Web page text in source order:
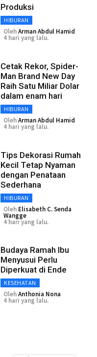
Produksi
HIBURAN
OlehArman Abdul Hamid
4 hari yang lalu.
Cetak Rekor, Spider-
Man Brand New Day
Raih Satu Miliar Dolar
dalam enam hari
HIBURAN
OlehArman Abdul Hamid
4 hari yang lalu.
Tips Dekorasi Rumah
Kecil Tetap Nyaman
dengan Penataan
Sederhana
HIBURAN
Oleh Elisabeth C. Senda
Wangge
4 hari yang lalu.
Budaya Ramah Ibu
Menyusui Perlu
Diperkuat di Ende
KESEHATAN
OlehAnthonia Nona
4 hari yang lalu.